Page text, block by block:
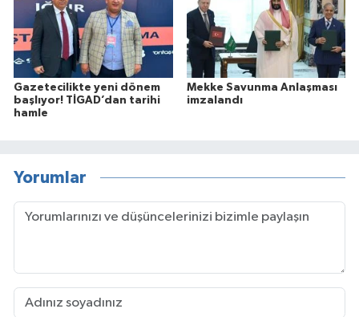
Gazetecilikte yeni dönem
başlıyor! TİGAD’dan tarihi
hamle
Mekke Savunma Anlaşması
imzalandı
Yorumlar